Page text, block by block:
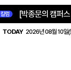
칼럼 [박종문의 캠퍼
TODAY 2026년 08월 10일(